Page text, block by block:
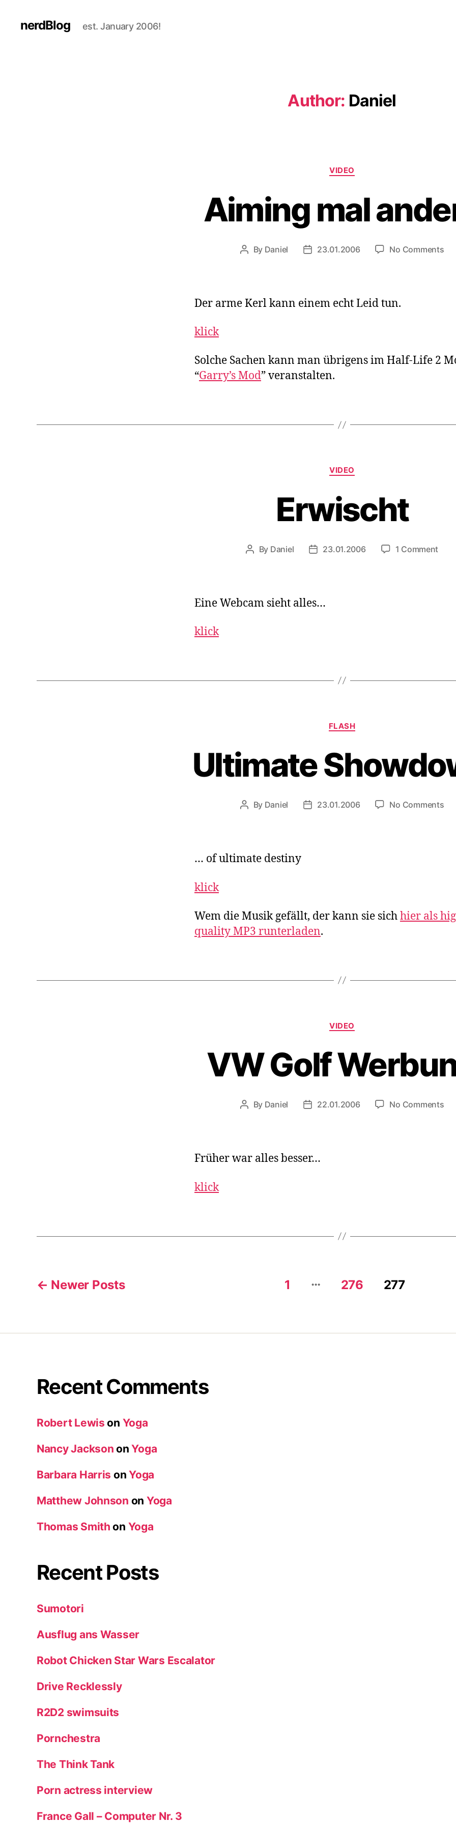
nerdBlog est. January 2006!
Author: Daniel
Categories
VIDEO
Aiming mal
Post
By Daniel
Post23.01.2006 No Commentson
Der arme Kerl kann einem echt Leid tun.
klick
Solche Sachen kann man übrigens im Half-Life 2
“Garry’s Mod” veranstalten.
Categories
VIDEO
Erwischt
Post
By Daniel
Post23.01.2006 1 Comment
Eine Webcam sieht alles…
klick
Categories
FLASH
Ultimate
Post
By Daniel
Post23.01.2006 No Commentson
… of ultimate destiny
klick
Wem die Musik gefällt, der kann sie sichhier als
quality MP3 runterladen.
Categories
VIDEO
VW Golf
Post
By Daniel
Post22.01.2006 No Commentson
Früher war alles besser…
klick
Posts
← Newer Posts 1 … 276 277
Recent Comments
Robert Lewis on Yoga
Nancy Jackson onYoga
Barbara Harris onYoga
Matthew Johnson on Yoga
Thomas Smith on Yoga
Recent Posts
Sumotori
Ausflug ans Wasser
Robot Chicken Star Wars Escalator
Drive Recklessly
R2D2 swimsuits
Pornchestra
The Think Tank
Porn actress interview
France Gall – Computer Nr. 3